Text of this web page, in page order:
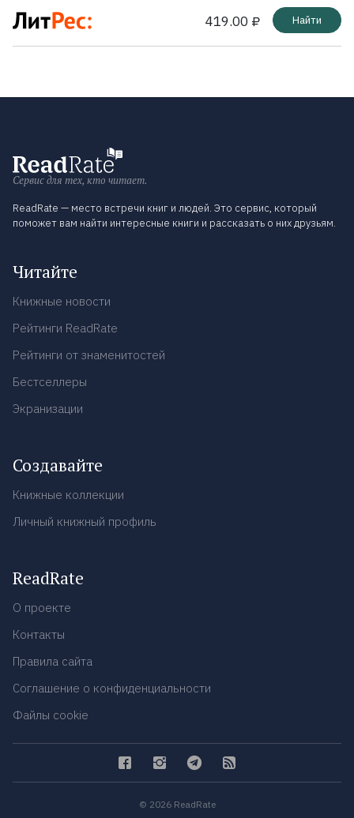
419.00 ₽ Найти
Сервис для тех, кто читает.
ReadRate — место встречи книг и людей. Это сервис, который
поможет вам найти интересные книги и рассказать о них друзьям.
Читайте
Книжные новости
Рейтинги ReadRate
Рейтинги от знаменитостей
Бестселлеры
Экранизации
Создавайте
Книжные коллекции
Личный книжный профиль
ReadRate
О проекте
Контакты
Правила сайта
Соглашение о конфиденциальности
Файлы cookie
© 2026 ReadRate